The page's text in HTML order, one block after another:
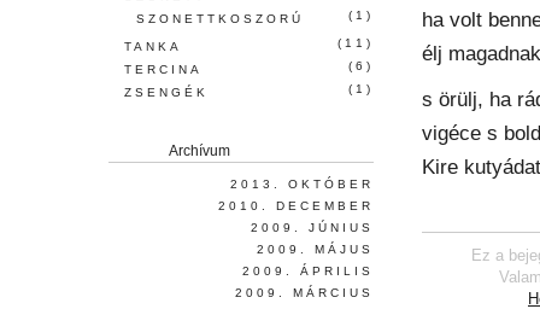
ha volt
élj
s örülj, ha
vigéce s
Kire
Ez a
SZONETTKOSZORÚ
(1)
TANKA
(11)
TERCINA
(6)
ZSENGÉK
(1)
Archívum
2013. OKTÓBER
2010. DECEMBER
2009. JÚNIUS
2009. MÁJUS
2009. ÁPRILIS
2009. MÁRCIUS